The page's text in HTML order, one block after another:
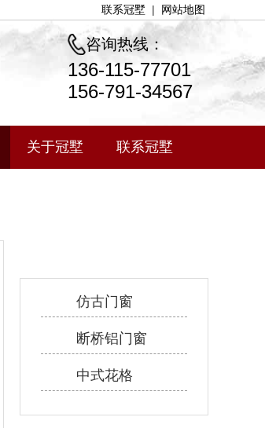
联系冠墅 | 网站地图
咨询热线：
136-115-77701
156-791-34567
关于冠墅 联系冠墅
仿古门窗
断桥铝门窗
中式花格